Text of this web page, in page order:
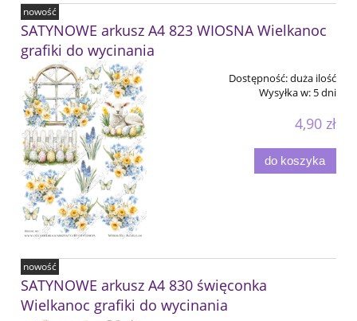
SATYNOWE arkusz A4 823 WIOSNA Wielkanoc
grafiki do wycinania
Dostępność:duża ilość
Wysyłka w: 5 dni
4,90 zł
do koszyka
nowość
SATYNOWE arkusz A4 830 święconka
Wielkanoc grafiki do wycinania
nowość